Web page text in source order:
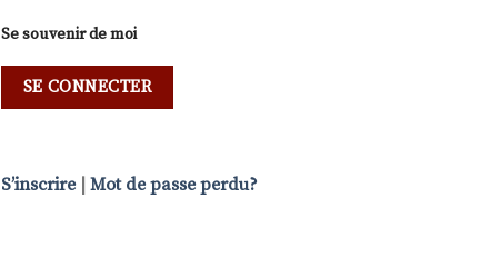
Se souvenir de moi
S’inscrire Mot de passe perdu?